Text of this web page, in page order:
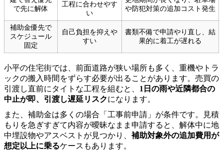
で先に解体
工程に合わせやす
い
や防犯対策の追加コスト発生
補助金優先で
スケジュール
固定
自己負担を抑えや
すい
書類不備で申請やり直し、結
果的に着工が遅れる
小平の住宅街では、前面道路が狭い場所も多く、重機やトラ
ックの搬入時間をずらす必要が出ることがあります。売買の
引渡し直前にタイトな工程を組むと、 1日の雨や近隣都合の
中止が即、引渡し遅延リスクになります。
また、補助金は多くの場合「工事前申請」が条件です。見積
もりを急ぎすぎて内容が曖昧なまま申請すると、解体中に地
中埋設物やアスベストが見つかり、 補助対象外の追加費用が
想定以上に乗るケースもあります。